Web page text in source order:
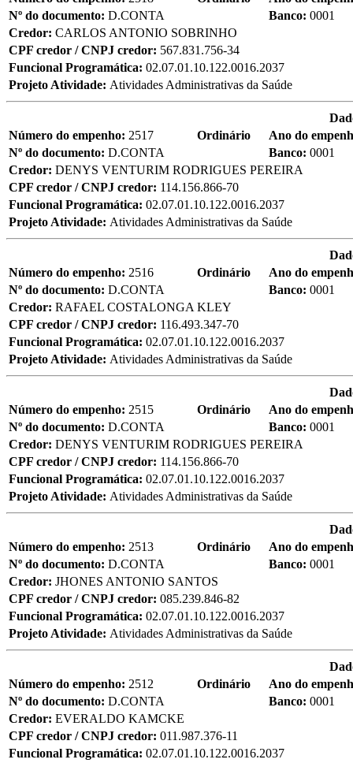
Nº do documento: D.CONTA Banco: 0001
Credor: CARLOS ANTONIO SOBRINHO
CPF credor / CNPJ credor: 567.831.756-34
Funcional Programática: 02.07.01.10.122.0016.2037
Projeto Atividade: Atividades Administrativas da Saúde
Número do empenho: 2517 Ordinário
Ano do
Nº do documento: D.CONTA Banco: 0001
Credor: DENYS VENTURIM RODRIGUES PEREIRA
CPF credor / CNPJ credor: 114.156.866-70
Funcional Programática: 02.07.01.10.122.0016.2037
Projeto Atividade: Atividades Administrativas da Saúde
Número do empenho: 2516 Ordinário
Ano do
Nº do documento: D.CONTA Banco: 0001
Credor: RAFAEL COSTALONGA KLEY
CPF credor / CNPJ credor: 116.493.347-70
Funcional Programática: 02.07.01.10.122.0016.2037
Projeto Atividade: Atividades Administrativas da Saúde
Número do empenho: 2515 Ordinário
Ano do
Nº do documento: D.CONTA Banco: 0001
Credor: DENYS VENTURIM RODRIGUES PEREIRA
CPF credor / CNPJ credor: 114.156.866-70
Funcional Programática: 02.07.01.10.122.0016.2037
Projeto Atividade: Atividades Administrativas da Saúde
Número do empenho: 2513 Ordinário
Ano do
Nº do documento: D.CONTA Banco: 0001
Credor: JHONES ANTONIO SANTOS
CPF credor / CNPJ credor: 085.239.846-82
Funcional Programática: 02.07.01.10.122.0016.2037
Projeto Atividade: Atividades Administrativas da Saúde
Número do empenho: 2512 Ordinário
Ano do
Nº do documento: D.CONTA Banco: 0001
Credor: EVERALDO KAMCKE
CPF credor / CNPJ credor: 011.987.376-11
Funcional Programática: 02.07.01.10.122.0016.2037